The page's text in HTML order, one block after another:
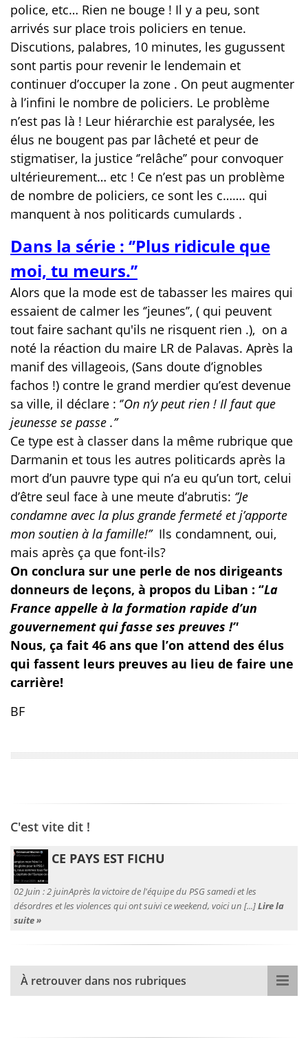
police, etc… Rien ne bouge ! Il y a peu, sont
arrivés sur place trois policiers en tenue.
Discutions, palabres, 10 minutes, les gugussent
sont partis pour revenir le lendemain et
continuer d’occuper la zone . On peut augmenter
à l’infini le nombre de policiers. Le problème
n’est pas là ! Leur hiérarchie est paralysée, les
élus ne bougent pas par lâcheté et peur de
stigmatiser, la justice ‘’relâche’’ pour convoquer
ultérieurement… etc ! Ce n’est pas un problème
de nombre de policiers, ce sont les c……. qui
manquent à nos politicards cumulards .
Dans la série : ‘’Plus ridicule que
moi, tu meurs.’’
Alors que la mode est de tabasser les maires qui
essaient de calmer les ‘’jeunes’’, ( qui peuvent
tout faire sachant qu'ils ne risquent rien .), on a
noté la réaction du maire LR de Palavas. Après la
manif des villageois, (Sans doute d’ignobles
fachos !) contre le grand merdier qu’est devenue
sa ville, il déclare : ‘’On n’y peut rien ! Il faut que
jeunesse se passe .’’
Ce type est à classer dans la même rubrique que
Darmanin et tous les autres politicards après la
mort d’un pauvre type qui n’a eu qu’un tort, celui
d’être seul face à une meute d’abrutis: ‘’Je
condamne avec la plus grande fermeté et j’apporte
mon soutien à la famille!’’ Ils condamnent, oui,
mais après ça que font-ils?
On conclura sur une perle de nos dirigeants
donneurs de leçons, à propos du Liban : ‘’La
France appelle à la formation rapide d’un
gouvernement qui fasse ses preuves !’'
Nous, ça fait 46 ans que l’on attend des élus
qui fassent leurs preuves au lieu de faire une
carrière!
BF
C'est vite dit !
CE PAYS EST FICHU
02 Juin :2 juinAprès la victoire de l'équipe du PSG samedi et les
désordres et les violences qui ont suivi ce weekend, voici un [...]Lire la
suite »
À retrouver dans nos rubriques